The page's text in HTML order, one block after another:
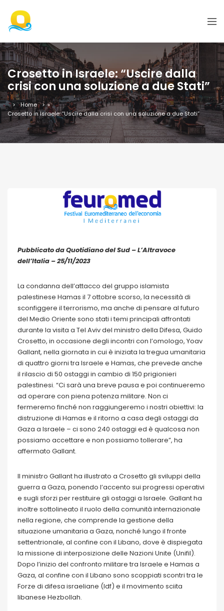
Crosetto in Israele: “Uscire dalla
crisi con una soluzione a due Stati”
Home
»
Crosetto in Israele: “Uscire dalla crisi con una soluzione a due Stati”
Pubblicato da Quotidiano del Sud – L’Altravoce
dell’Italia – 25/11/2023
La condanna dell’attacco del gruppo islamista
palestinese Hamas il 7 ottobre scorso, la necessità di
sconfiggere il terrorismo, ma anche di pensare al futuro
del Medio Oriente sono stati i temi principali affrontati
durante la visita a Tel Aviv del ministro della Difesa, Guido
Crosetto, in occasione degli incontri con l’omologo, Yoav
Gallant, nella giornata in cui è iniziata la tregua umanitaria
di quattro giorni tra Israele e Hamas, che prevede anche
il rilascio di 50 ostaggi in cambio di 150 prigionieri
palestinesi. “Ci sarà una breve pausa e poi continueremo
ad operare con piena potenza militare. Non ci
fermeremo finché non raggiungeremo i nostri obiettivi: la
distruzione di Hamas e il ritorno a casa degli ostaggi da
Gaza a Israele – ci sono 240 ostaggi ed è qualcosa non
possiamo accettare e non possiamo tollerare”, ha
affermato Gallant.
Il ministro Gallant ha illustrato a Crosetto gli sviluppi della
guerra a Gaza, ponendo l’accento sui progressi operativi
e sugli sforzi per restituire gli ostaggi a Israele. Gallant ha
inoltre sottolineato il ruolo della comunità internazionale
nella regione, che comprende la gestione della
situazione umanitaria a Gaza, nonché lungo il fronte
settentrionale, al confine con il Libano, dove è dispiegata
la missione di interposizione delle Nazioni Unite (Unifil).
Dopo l’inizio del confronto militare tra Israele e Hamas a
Gaza, al confine con il Libano sono scoppiati scontri tra le
Forze di difesa israeliane (Idf) e il movimento sciita
libanese Hezbollah.